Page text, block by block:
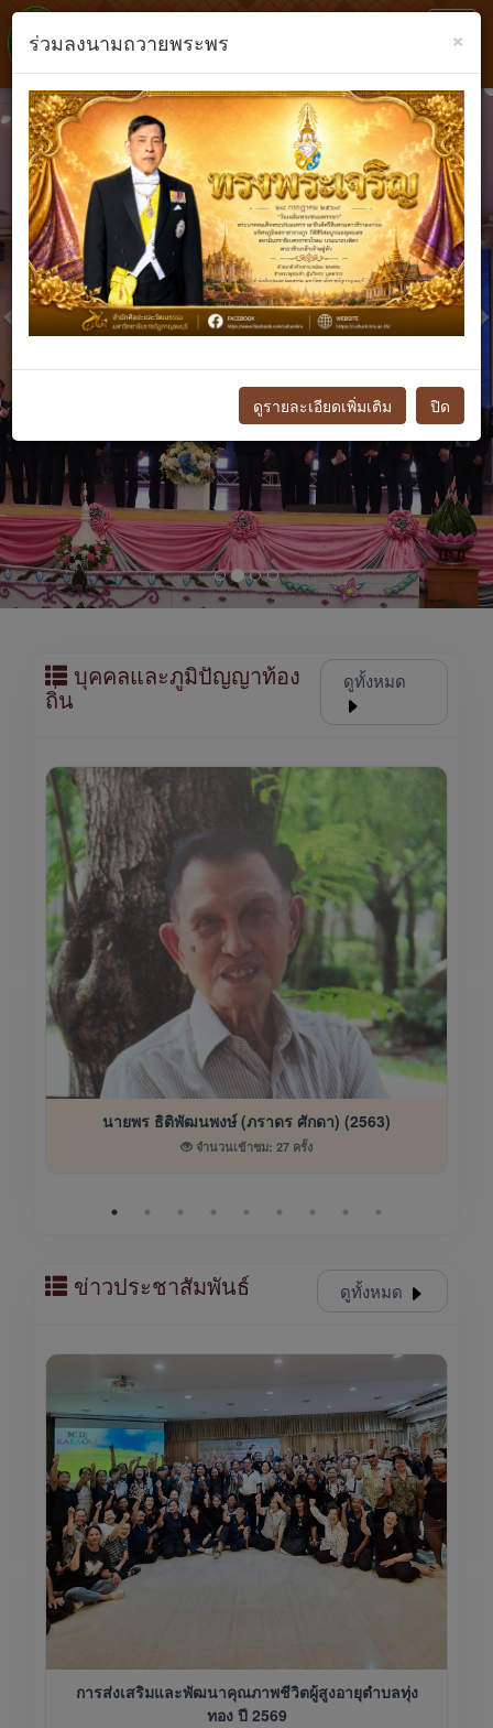
Previous
บุคคลและภูมิปัญญาท้อง
ถิ่น
ดูทั้งหมด
นายพร ธิติพัฒนพงษ์ (ภราดร ศักดา) (2563)
จำนวนเข้าชม: 27 ครั้ง
ข่าวประชาสัมพันธ์ ดูทั้งหมด
การส่งเสริมและพัฒนาคุณภาพชีวิตผู้สูงอายุตำบลทุ่ง
ทอง ปี 2569
×
ร่วมลงนามถวายพระพร
ดูรายละเอียดเพิ่มเติม ปิด